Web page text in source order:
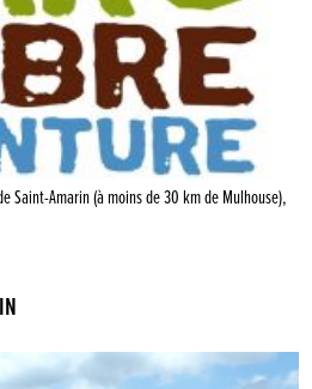
Saint-Amarin (à moins de 30 km de Mulhouse),